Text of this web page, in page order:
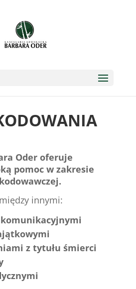
Oder oferuje
pomoc w zakresie
innymi:
z tytułu śmierci